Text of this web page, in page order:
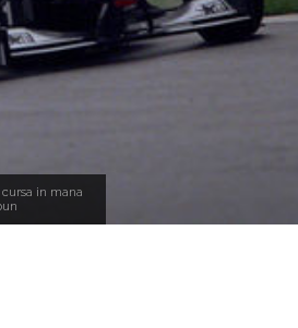
in mana